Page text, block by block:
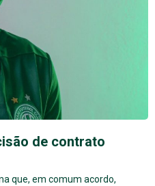
de contrato
que, em comum acordo,